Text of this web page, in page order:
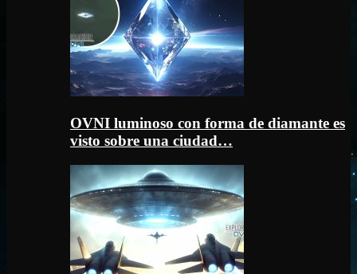
OVNI luminoso con forma de diamante es
visto sobre una ciudad…